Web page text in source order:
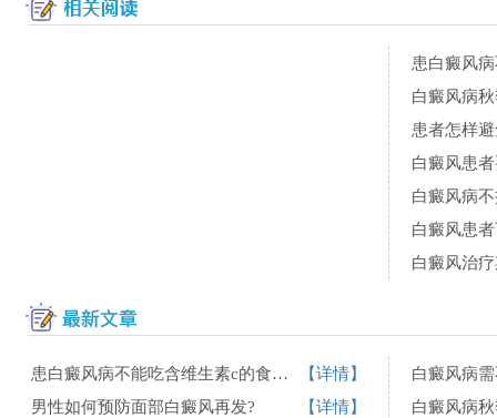
白癜风病
患者怎样
白癜风患
白癜风病
白癜风患
患白癜风病不能吃含维生素c的食物是真的吗?
【详情】
男性如何预防面部白癜风再发?
【详情】
白癜风病
白癜风病